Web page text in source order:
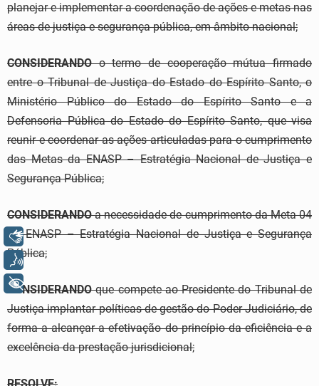
planejar e implementar a coordenação de ações e metas nas
áreas de justiça e segurança pública, em âmbito nacional;
CONSIDERANDOo termo de cooperação mútua firmado
entre o Tribunal de Justiça do Estado do Espírito Santo, o
Ministério Público do Estado do Espírito Santo e a
Defensoria Pública do Estado do Espírito Santo, que visa
reunir e coordenar as ações articuladas para o cumprimento
das Metas da ENASP – Estratégia Nacional de Justiça e
Segurança Pública;
CONSIDERANDOa necessidade de cumprimento da Meta 04
da ENASP – Estratégia Nacional de Justiça e Segurança
Pública;
CONSIDERANDOque compete ao Presidente do Tribunal de
Justiça implantar políticas de gestão do Poder Judiciário, de
forma a alcançar a efetivação do princípio da eficiência e a
excelência da prestação jurisdicional;
Libras
Voz
+ Acessibilidade